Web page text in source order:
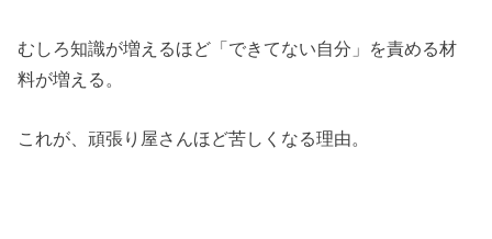
むしろ知識が増えるほど「できてない自分」を責める材
料が増える。
これが、頑張り屋さんほど苦しくなる理由。